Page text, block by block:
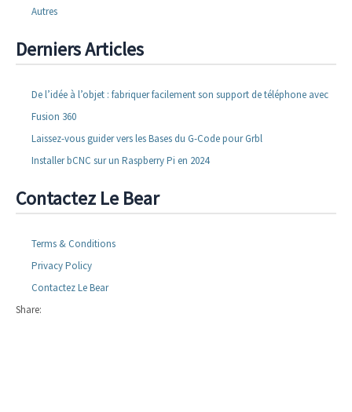
Autres
Derniers Articles
De l’idée à l’objet : fabriquer facilement son support de téléphone avec
Fusion 360
Laissez-vous guider vers les Bases du G-Code pour Grbl
Installer bCNC sur un Raspberry Pi en 2024
Contactez Le Bear
Terms & Conditions
Privacy Policy
Contactez Le Bear
Share: